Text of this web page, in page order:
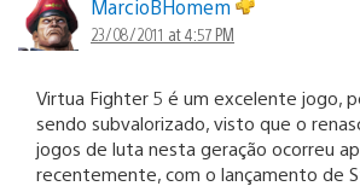
MarcioBHomem
23/08/2011 at 4:57 PM
Virtua Fighter 5 é um excelente jogo,
sendo subvalorizado, visto que o
jogos de luta nesta geração ocorreu
recentemente, com o lançamento de